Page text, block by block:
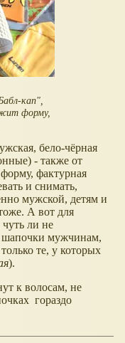
кап",
форму,
бело-чёрная
- также от
фактурная
и снимать,
мужской, детям и
А вот для
ли не
шапочки мужчинам,
те, у которых
).
к волосам, не
гораздо